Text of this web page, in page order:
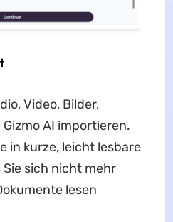
Video, Bilder,
AI importieren.
in kurze, leicht lesbare
Sie sich nicht mehr
lesen